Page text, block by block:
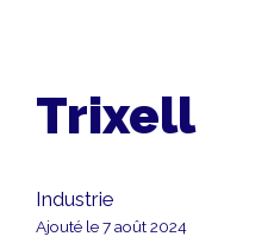
Trixell
Industrie
Ajouté le 7 août 2024